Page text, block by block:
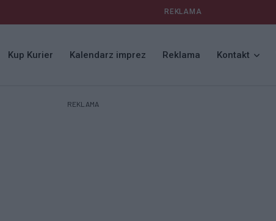
REKLAMA
Kup Kurier Kalendarz imprez Reklama Kontakt
REKLAMA